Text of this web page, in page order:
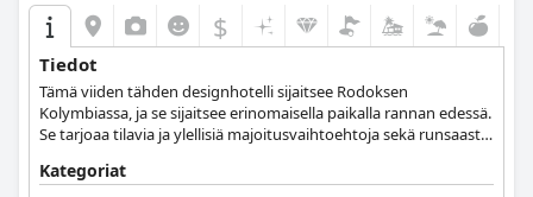
$
Tiedot
Tämä viiden tähden designhotelli sijaitsee Rodoksen
Kolymbiassa, ja se sijaitsee erinomaisella paikalla rannan edessä.
Se tarjoaa tilavia ja ylellisiä majoitusvaihtoehtoja sekä runsaasti
Kategoriat